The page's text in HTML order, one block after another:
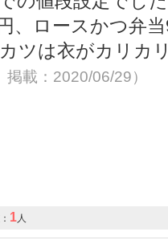
、ロースかつ弁
ツは衣がカリカ
載：2020/06/29）
1人